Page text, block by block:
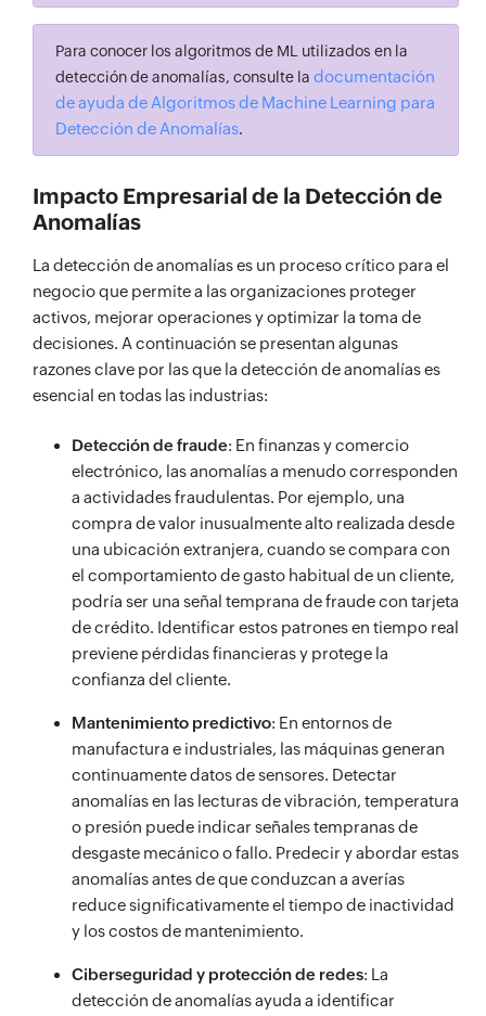
Para conocer los algoritmos de ML utilizados en la
detección de anomalías, consulte la documentación
de ayuda de Algoritmos de Machine Learning para
Detección de Anomalías.
Impacto Empresarial de la Detección de
Anomalías
La detección de anomalías es un proceso crítico para el
negocio que permite a las organizaciones proteger
activos, mejorar operaciones y optimizar la toma de
decisiones. A continuación se presentan algunas
razones clave por las que la detección de anomalías es
esencial en todas las industrias:
Detección de fraude: En finanzas y comercio
electrónico, las anomalías a menudo corresponden
a actividades fraudulentas. Por ejemplo, una
compra de valor inusualmente alto realizada desde
una ubicación extranjera, cuando se compara con
el comportamiento de gasto habitual de un cliente,
podría ser una señal temprana de fraude con tarjeta
de crédito. Identificar estos patrones en tiempo real
previene pérdidas financieras y protege la
confianza del cliente.
Mantenimiento predictivo: En entornos de
manufactura e industriales, las máquinas generan
continuamente datos de sensores. Detectar
anomalías en las lecturas de vibración, temperatura
o presión puede indicar señales tempranas de
desgaste mecánico o fallo. Predecir y abordar estas
anomalías antes de que conduzcan a averías
reduce significativamente el tiempo de inactividad
y los costos de mantenimiento.
Ciberseguridad y protección de redes: La
detección de anomalías ayuda a identificar